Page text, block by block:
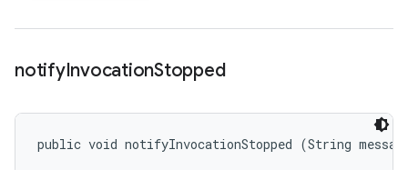
notifyInvocationStopped
public void notifyInvocationStopped (String